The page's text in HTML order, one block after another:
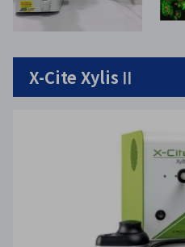
X-Cite XylisⅡ